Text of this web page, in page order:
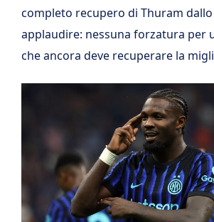
completo recupero di Thuram
applaudire: nessuna forzatura per
che ancora deve recuperare la